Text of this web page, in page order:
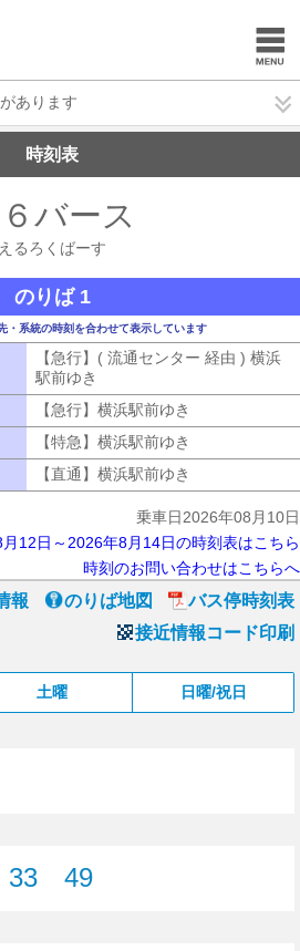
あります
時刻表
６バース
えるろくばーす
のりば 1
・系統の時刻を合わせて表示しています
【急行】( 流通センター 経由 ) 横浜
駅前ゆき
【急行】横浜駅前ゆき
【特急】横浜駅前ゆき
【直通】横浜駅前ゆき
乗車日2026年08月10日
12日～2026年8月14日の時刻表はこちら
時刻のお問い合わせはこちらへ
報 のりば地図
バス停時刻表
接近情報コード印刷
土曜 日曜/祝日
33
49